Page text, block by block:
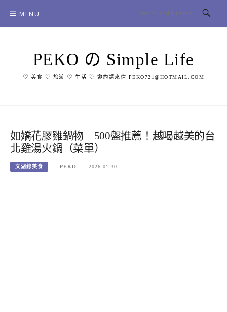
content
MENU
PEKO の Simple Life
♡ 美食 ♡ 旅遊 ♡ 生活 ♡ 邀約請來信 PEKO721@HOTMAIL.COM
如嬌花膠雞鍋物｜500盤推薦！越喝越美的台
北雞湯火鍋（菜單）
文湖線美食 PEKO 2026-01-30